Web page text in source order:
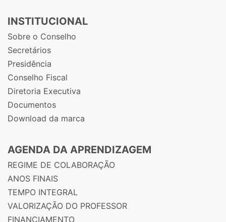
INSTITUCIONAL
Sobre o Conselho
Secretários
Presidência
Conselho Fiscal
Diretoria Executiva
Documentos
Download da marca
AGENDA DA APRENDIZAGEM
REGIME DE COLABORAÇÃO
ANOS FINAIS
TEMPO INTEGRAL
VALORIZAÇÃO DO PROFESSOR
FINANCIAMENTO